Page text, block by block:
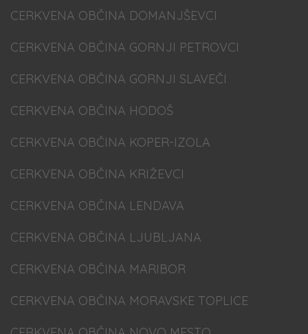
CERKVENA OBČINA DOMANJŠEVCI
CERKVENA OBČINA GORNJI PETROVCI
CERKVENA OBČINA GORNJI SLAVEČI
CERKVENA OBČINA HODOŠ
CERKVENA OBČINA KOPER-IZOLA
CERKVENA OBČINA KRIŽEVCI
CERKVENA OBČINA LENDAVA
CERKVENA OBČINA LJUBLJANA
CERKVENA OBČINA MARIBOR
CERKVENA OBČINA MORAVSKE TOPLICE